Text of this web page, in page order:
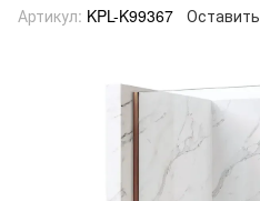
Артикул: KPL-K99367